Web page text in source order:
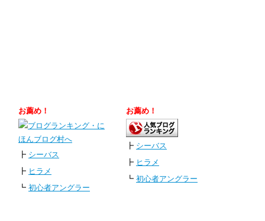
お薦め！
┣ シーバス
┣ ヒラメ
┗ 初心者アングラー
お薦め！
┣ シーバス
┣ ヒラメ
┗ 初心者アングラー